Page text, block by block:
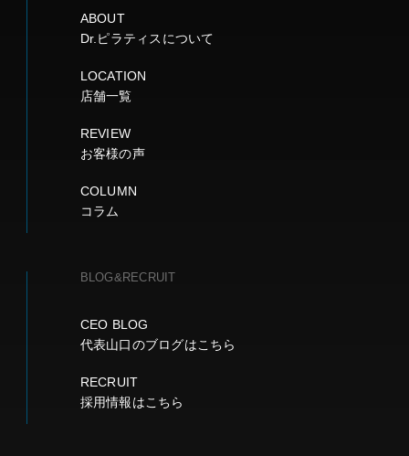
ABOUT
Dr.ピラティスについて
LOCATION
店舗一覧
REVIEW
お客様の声
COLUMN
コラム
BLOG&RECRUIT
CEO BLOG
代表山口のブログはこちら
RECRUIT
採用情報はこちら